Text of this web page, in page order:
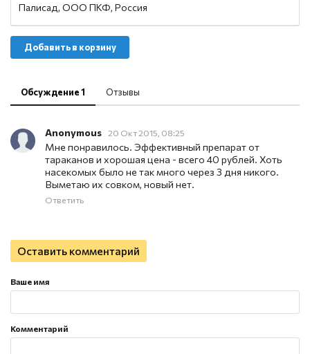
Палисад, ООО ПКФ, Россия
Добавить в корзину
Обсуждение 1 Отзывы
Anonymous 20 Окт 2015, 08:25
Мне понравилось. Эффективный препарат от
тараканов и хорошая цена - всего 40 рублей. Хоть
насекомых было не так много через 3 дня никого.
Выметаю их совком, новый нет.
Ответить
Оставить комментарий
Ваше имя
Комментарий